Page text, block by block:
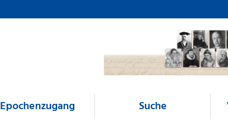
Epochenzugang Suche